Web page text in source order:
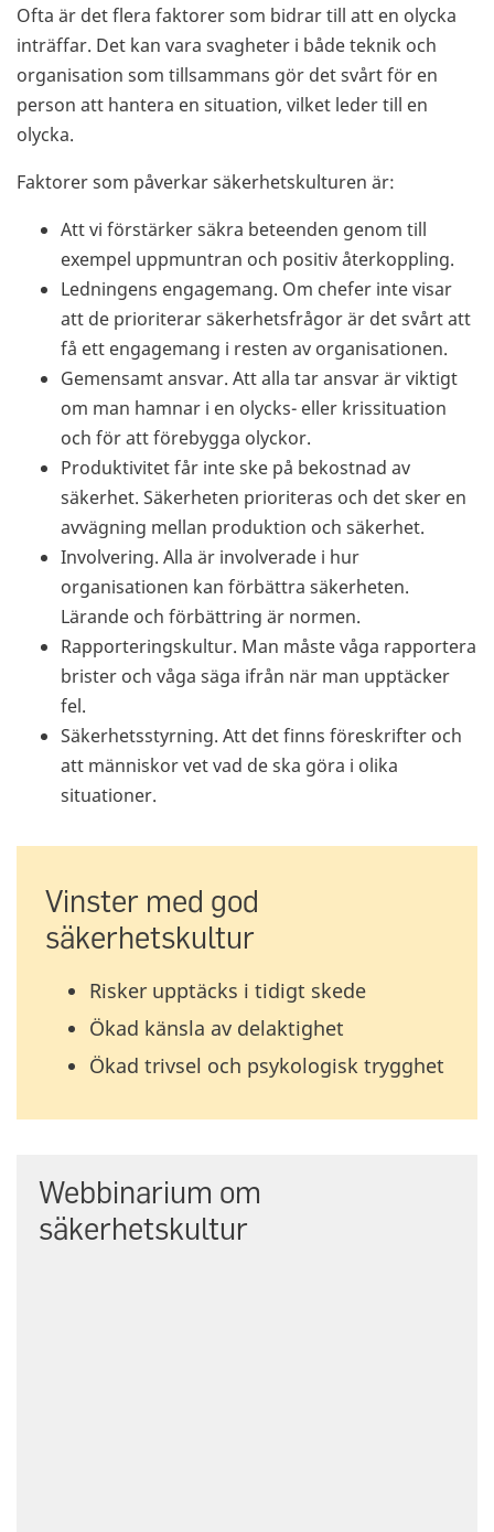
Ofta är det flera faktorer som bidrar till att en olycka
inträffar. Det kan vara svagheter i både teknik och
organisation som tillsammans gör det svårt för en
person att hantera en situation, vilket leder till en
olycka.
Faktorer som påverkar säkerhetskulturen är:
Att vi förstärker säkra beteenden genom till
exempel uppmuntran och positiv återkoppling.
Ledningens engagemang. Om chefer inte visar
att de prioriterar säkerhetsfrågor är det svårt att
få ett engagemang i resten av organisationen.
Gemensamt ansvar. Att alla tar ansvar är viktigt
om man hamnar i en olycks- eller krissituation
och för att förebygga olyckor.
Produktivitet får inte ske på bekostnad av
säkerhet. Säkerheten prioriteras och det sker en
avvägning mellan produktion och säkerhet.
Involvering. Alla är involverade i hur
organisationen kan förbättra säkerheten.
Lärande och förbättring är normen.
Rapporteringskultur. Man måste våga rapportera
brister och våga säga ifrån när man upptäcker
fel.
Säkerhetsstyrning. Att det finns föreskrifter och
att människor vet vad de ska göra i olika
situationer.
Vinster med god
säkerhetskultur
Risker upptäcks i tidigt skede
Ökad känsla av delaktighet
Ökad trivsel och psykologisk trygghet
Webbinarium om
säkerhetskultur